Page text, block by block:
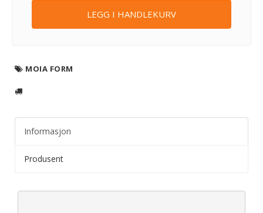
LEGG I HANDLEKURV
MOIA FORM
Informasjon
Produsent